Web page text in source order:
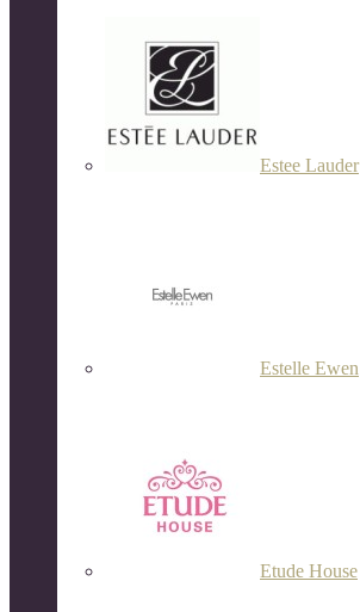
Estee Lauder
Estelle Ewen
Etude House